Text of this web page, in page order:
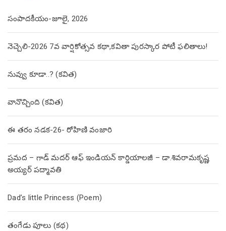
సంపాదకీయం-జూలై, 2026
నెచ్చెలి-2026 7వ వార్షికోత్సవ కథా,కవితా పురస్కార పోటీ ఫలితాలు!
నువ్వు కూడా..? (కవిత)
వానొచ్చింది (కవిత)
ఈ తరం నడక-26- రోహిణి వంజారి
ప్రమద – గాడ్ మదర్ ఆఫ్ ఇండియన్ కార్డియాలజీ – డా.శివరామకృష్ణ
అయ్యర్ పద్మావతి
Dad’s little Princess (Poem)
తంగేడు పూలు (క‌థ‌)